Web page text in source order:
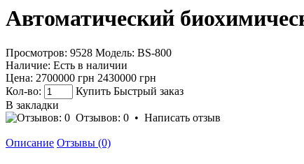
Автоматический
Просмотров: 9528 Модель: BS-800
Наличие: Есть в наличии
Цена: 2700000 грн 2430000 грн
Кол-во:
Купить Быстрый заказ
В закладки
Отзывов: 0 • Написать отзыв
Описание Отзывы (0)